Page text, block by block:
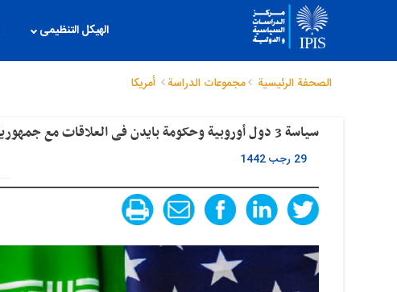
الهیکل التنظیمی
الصحفة الرئيسية مجموعات الدراسة أمريكا
سیاسة 3 دول أوروبیة وحکومة بایدن فی العلاقات مع جمهوریة إیران الإسلامیة
29 رجب 1442